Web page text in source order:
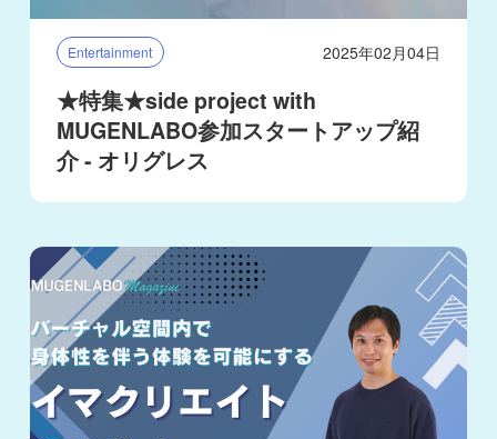
Entertainment 2025年02月04日
★特集★side project with
MUGENLABO参加スタートアップ紹
介 - オリグレス